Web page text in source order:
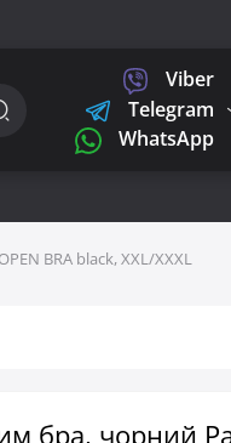
Viber
Telegram
WhatsApp
BRA black, XXL/XXXL
бра, чорний